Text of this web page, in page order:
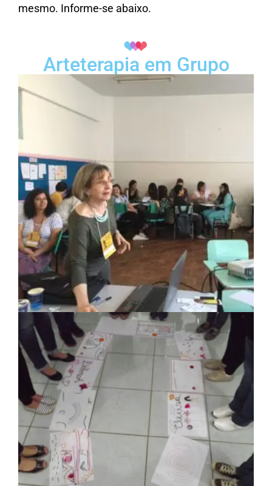
mesmo. Informe-se abaixo.
Arteterapia em Grupo